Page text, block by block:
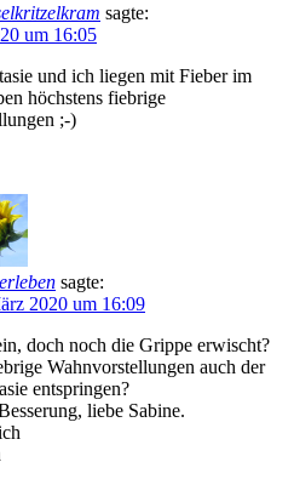
sagte:
um 16:05
und ich liegen mit Fieber im
höchstens fiebrige
;-)
sagte:
2020 um 16:09
doch noch die Grippe erwischt?
Wahnvorstellungen auch der
entspringen?
liebe Sabine.